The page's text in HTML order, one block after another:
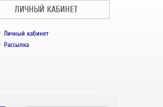
ЛИЧНЫЙ КАБИНЕТ
Личный кабинет
Рассылка